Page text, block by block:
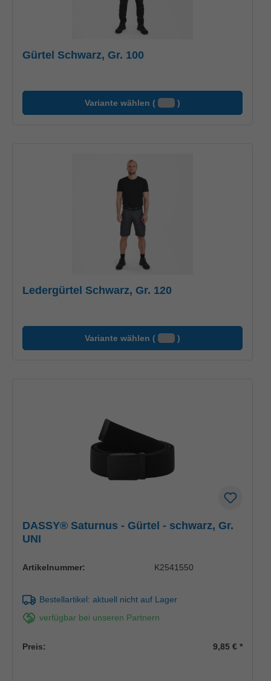
Gürtel Schwarz, Gr. 100
Variante wählen ( )
Ledergürtel Schwarz, Gr. 120
Variante wählen ( )
DASSY® Saturnus - Gürtel - schwarz, Gr.
UNI
Artikelnummer: K2541550
Bestellartikel: aktuell nicht auf Lager
verfügbar bei unseren Partnern
Preis: 9,85 €*